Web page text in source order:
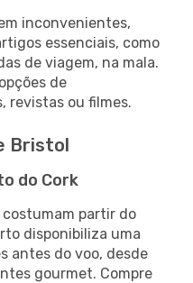
inconvenientes,
essenciais, como
de viagem, na mala.
de
revistas ou filmes.
Bristol
do Cork
costumam partir do
disponibiliza uma
antes do voo, desde
gourmet. Compre